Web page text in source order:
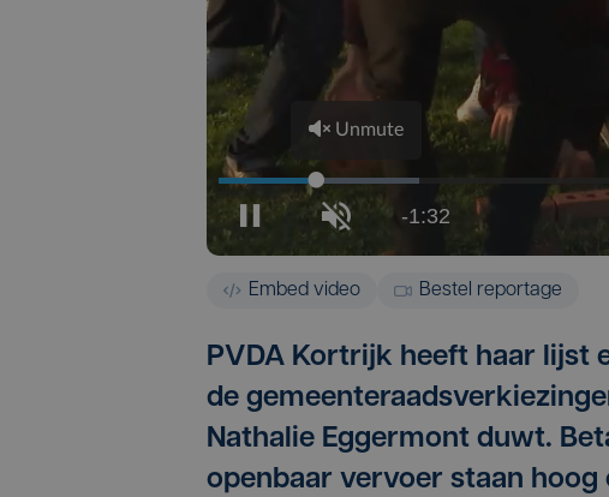
Embed video Bestel reportage
PVDA Kortrijk heeft haar lijst
de
Nathalie Eggermont duwt.
openbaar vervoer staan hoog